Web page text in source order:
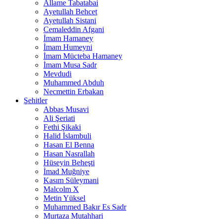
Allame Tabatabai
Ayetullah Behcet
Ayetullah Sistani
Cemaleddin Afgani
İmam Hamaney
İmam Humeyni
İmam Mücteba Hamaney
İmam Musa Sadr
Mevdudi
Muhammed Abduh
Necmettin Erbakan
Şehitler
Abbas Musavi
Ali Şeriati
Fethi Şikaki
Halid İslambuli
Hasan El Benna
Hasan Nasrallah
Hüseyin Beheşti
İmad Muğniye
Kasım Süleymani
Malcolm X
Metin Yüksel
Muhammed Bakır Es Sadr
Murtaza Mutahhari